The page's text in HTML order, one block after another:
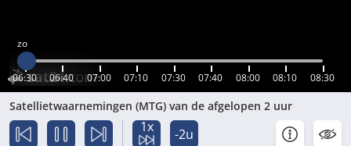
zo
06:30 06:40 07:00 07:10 07:30 07:40 08:00 08:10 08:30
Satellietwaarnemingen (MTG) van de afgelopen 2 uur
1x -2u